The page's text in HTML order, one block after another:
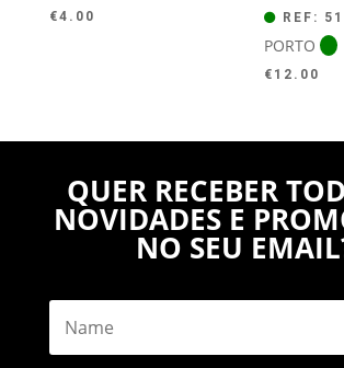
€4.00 REF:
PORTO
€ 12.00
QUER RECEBER
NOVIDADES E
NO SEU